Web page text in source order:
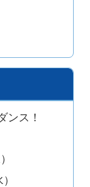
ンス！